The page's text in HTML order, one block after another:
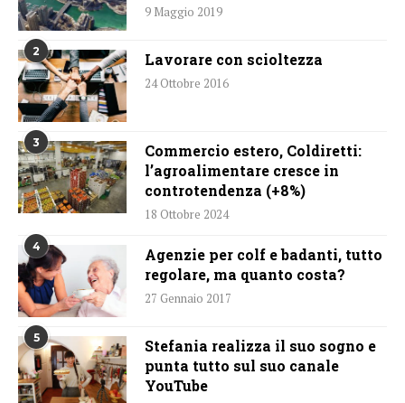
9 Maggio 2019
2 Lavorare con scioltezza
24 Ottobre 2016
3
Commercio estero, Coldiretti:
l’agroalimentare cresce in
controtendenza (+8%)
18 Ottobre 2024
4
Agenzie per colf e badanti, tutto
regolare, ma quanto costa?
27 Gennaio 2017
5
Stefania realizza il suo sogno e
punta tutto sul suo canale
YouTube